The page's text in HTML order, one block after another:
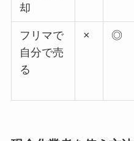
却
フリマで
自分で売
る
× ◎